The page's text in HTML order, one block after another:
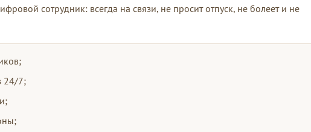
сотрудник: всегда на связи, не просит отпуск, не болеет и не
24/7;